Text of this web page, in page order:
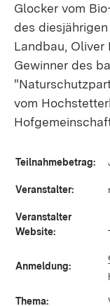
Glocker vom
des
Landbau, Oliver
Gewinner des
vom
Teilnahmebetrag:
Veranstalter:
Veranstalter
Website:
Anmeldung:
Thema: